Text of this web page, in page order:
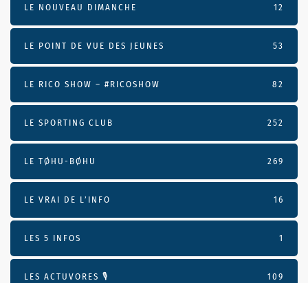
LE NOUVEAU DIMANCHE 12
LE POINT DE VUE DES JEUNES 53
LE RICO SHOW – #RICOSHOW 82
LE SPORTING CLUB 252
LE TØHU-BØHU 269
LE VRAI DE L’INFO 16
LES 5 INFOS 1
LES ACTUVORES 🎙 109